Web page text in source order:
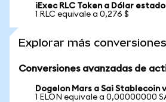
iExec RLC Token a Dólar
1 RLC equivale a 0,276 $
Explorar más conversiones
Conversiones avanzadas de
Dogelon Mars a Sai Stablecoin
1 ELON equivale a 0,00000000